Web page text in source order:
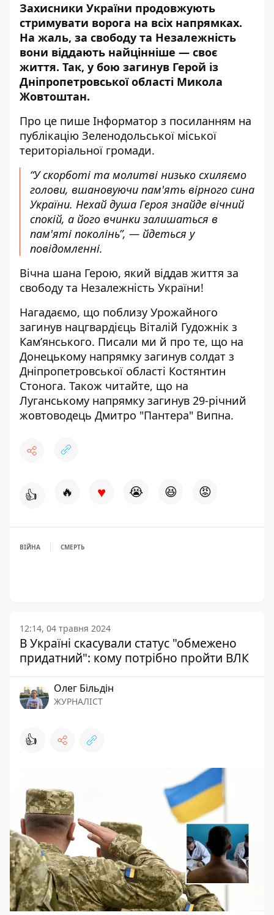
Захисники України продовжують
стримувати ворога на всіх напрямках.
На жаль, за свободу та Незалежність
вони віддають найцінніше — своє
життя. Так, у бою загинув Герой із
Дніпропетровської області Микола
Жовтоштан.
Про це пише Інформатор з посиланням на
публікацію Зеленодольської міської
територіальної громади.
“У скорботі та молитві низько схиляємо
голови, вшановуючи пам'ять вірного сина
України. Нехай душа Героя знайде вічний
спокій, а його вчинки залишаться в
пам'яті поколінь”, — йдеться у
повідомленні.
Вічна шана Герою, який віддав життя за
свободу та Незалежність України!
Нагадаємо, що поблизу Урожайного
загинув нацгвардієць Віталій Гудожнік з
Кам’янського. Писали ми й про те, що на
Донецькому напрямку загинув солдат з
Дніпропетровської області Костянтин
Стонога. Також читайте, що на
Луганському напрямку загинув 29-річний
жовтоводець Дмитро "Пантера" Випна.
👍 🔥 ♥ 😭 😆 😡
ВІЙНА СМЕРТЬ
12:14, 04 травня 2024
В Україні скасували статус "обмежено
придатний": кому потрібно пройти ВЛК
Олег Більдін
ЖУРНАЛІСТ
👍